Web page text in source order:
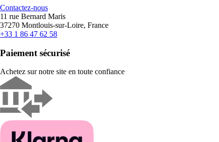
Contactez-nous
11 rue Bernard Maris
37270 Montlouis-sur-Loire, France
+33 1 86 47 62 58
Paiement sécurisé
Achetez sur notre site en toute confiance